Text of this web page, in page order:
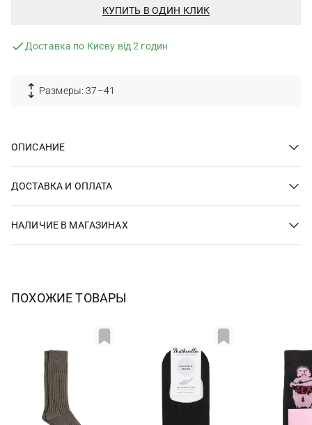
КУПИТЬ В ОДИН КЛИК
Доставка по Києву від 2 годин
Размеры: 37–41
ОПИСАНИЕ
ДОСТАВКА И ОПЛАТА
НАЛИЧИЕ В МАГАЗИНАХ
ПОХОЖИЕ ТОВАРЫ